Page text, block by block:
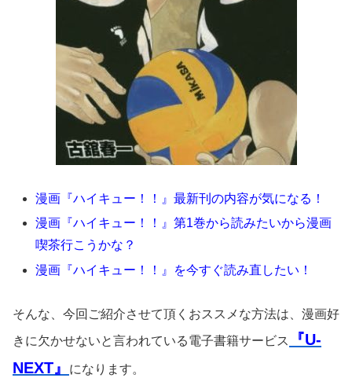
漫画『ハイキュー！！』最新刊の内容が気になる！
漫画『ハイキュー！！』第1巻から読みたいから漫画
喫茶行こうかな？
漫画『ハイキュー！！』を今すぐ読み直したい！
そんな、今回ご紹介させて頂くおススメな方法は、漫画好
きに欠かせないと言われている電子書籍サービス
『U-
NEXT』
になります。